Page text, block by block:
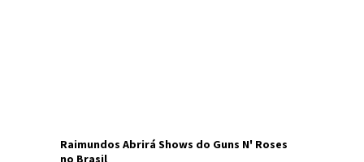
Raimundos Abrirá Shows do Guns N' Roses
no Brasil